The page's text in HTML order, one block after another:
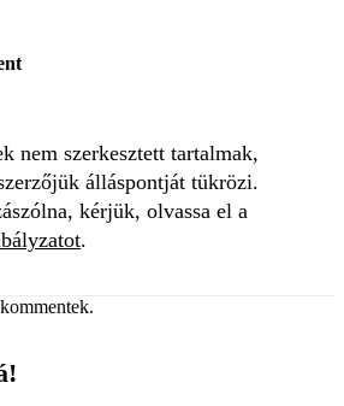
nem szerkesztett tartalmak,
álláspontját tükrözi.
kérjük, olvassa el a
.